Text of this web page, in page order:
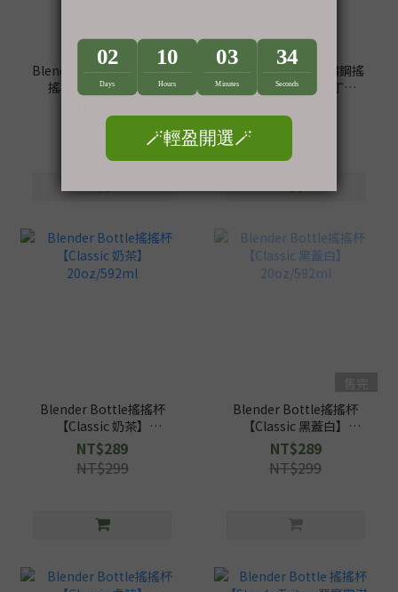
售完
Blender Bottle 不鏽鋼搖
搖杯【Sleek 漆黑】
NT$999
Blender Bottle不鏽鋼搖
搖杯【Sleek 夢幻丁香
NT$999
Blender Bottle搖搖杯
【Classic 奶茶】
20oz/592ml
NT$289
NT$299
Blender Bottle搖搖杯
【Classic 黑蓋白】
20oz/592ml
NT$289
NT$299